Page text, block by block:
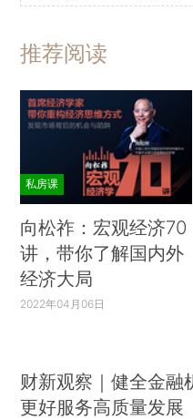
推荐阅读
私房课
向松祚：宏观经济70
讲，带你了解国内外
经济大局
2022年04月06日
财新观察｜健全金融
更好服务高质量发展